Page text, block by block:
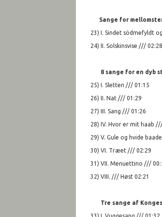
Sange for
23) I. Sindet södmefyldt
24) II. Solskinsvise /// 02:28
8 sange for en dyb
25) I. Sletten /// 01:15
26) II. Nat /// 01:29
27) III. Sang /// 01:26
28) IV. Hvor er mit haab
29) V. Gule og hvide
30) VI. Træet /// 02:29
31) VII. Menuettino ///
32) VIII. /// Høst 02:21
Tre sange af
33) I. Vuggesang /// 01:32